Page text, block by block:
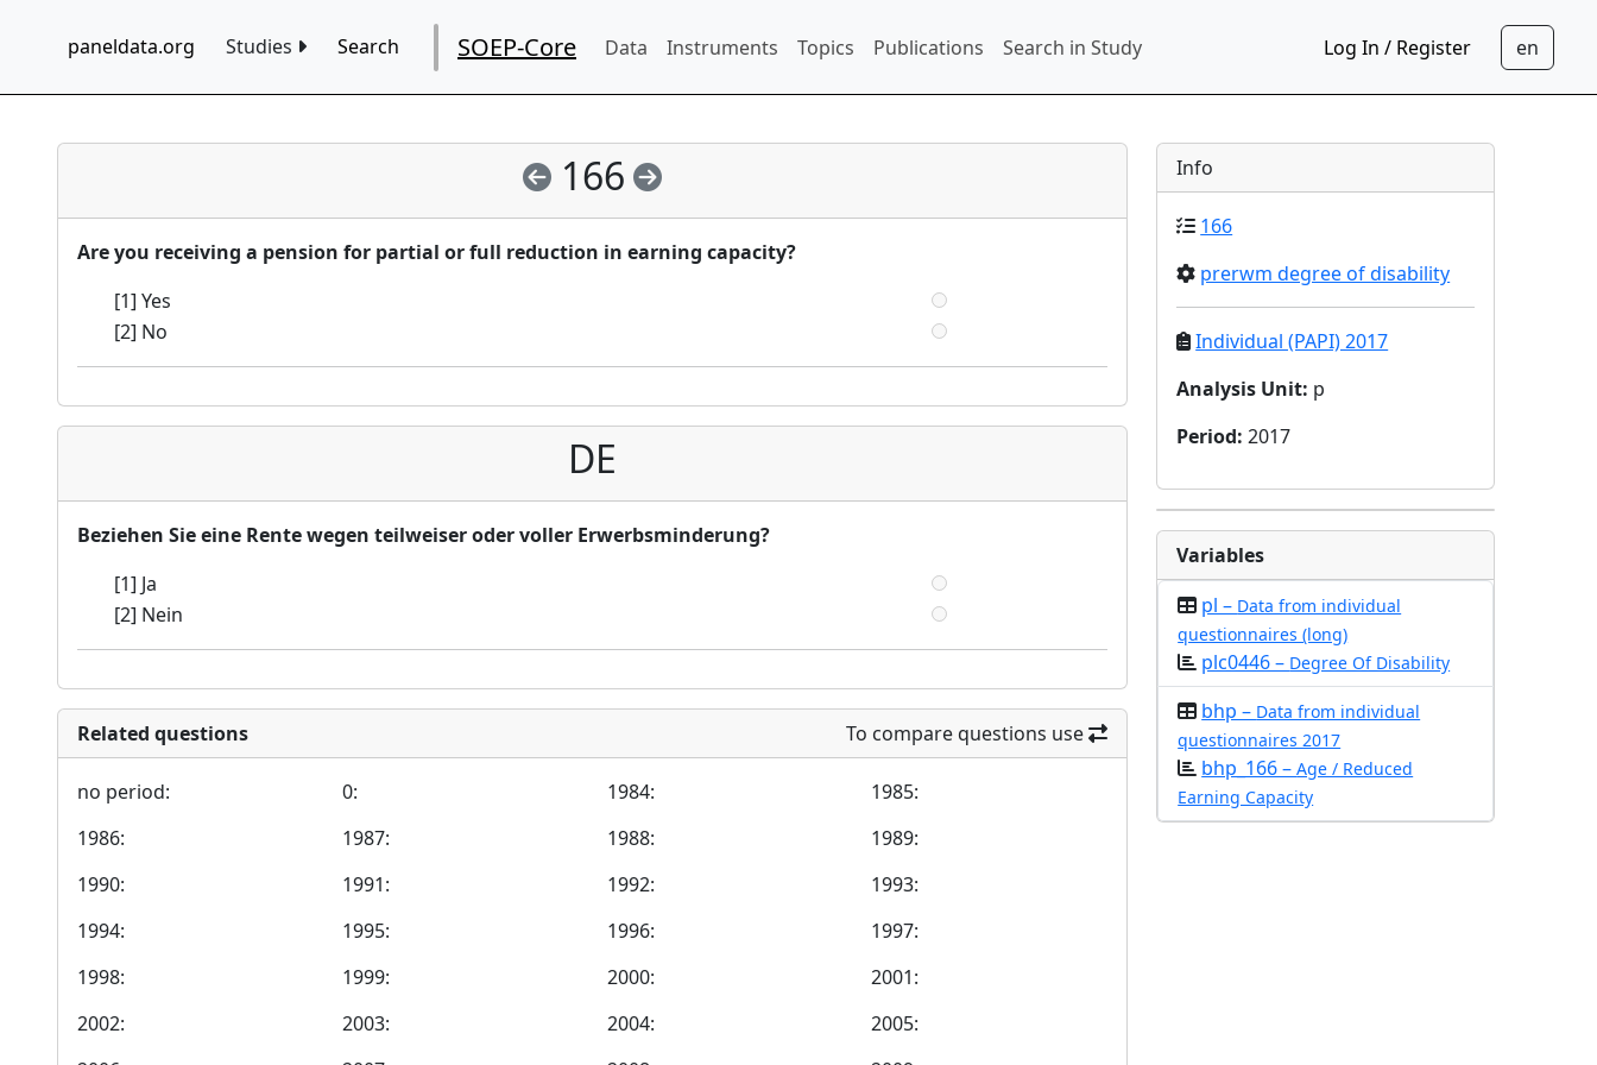
paneldata.org Studies Search SOEP-Core Data Instruments Topics Publications Search in Study Log In / Register
166
Are you receiving a pension for partial or full reduction in earning capacity?
[1] Yes
[2] No
DE
Beziehen Sie eine Rente wegen teilweiser oder voller Erwerbsminderung?
[1] Ja
[2] Nein
Related questions To compare questions use
no period: 0: 1984:
1985:
1986:
1987: 1988:
1989:
1990:
1991: 1992:
1993:
1994:
1995: 1996:
1997:
1998:
1999: 2000:
2001:
2002:
2003: 2004:
2005:
Info
166
prerwm degree of disability
Individual (PAPI) 2017
Analysis Unit: p
Period:2017
Variables
pl – Data from individual
questionnaires (long)
plc0446 – Degree Of Disability
bhp – Data from individual
questionnaires 2017
bhp_166 –Age / Reduced
Earning Capacity